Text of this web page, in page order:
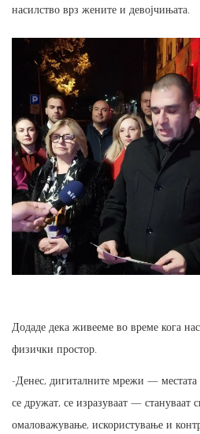
насилство врз жените и девојчињата.
Додаде дека живееме во време кога
физички простор.
-Денес, дигиталните мрежи — местата
се дружат, се изразуваат — стануваат
омаловажување, искористување и